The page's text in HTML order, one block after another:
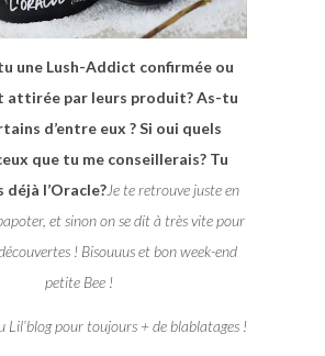
une Lush-Addict confirmée ou
attirée par leurs produit? As-tu
d’entre eux ? Si oui quels
que tu me conseillerais? Tu
déjà l’Oracle?Je te retrouve juste en
et sinon on se dit à très vite pour
! Bisouuus et bon week-end
petite Bee !
Lil’blog pour toujours + de blablatages !